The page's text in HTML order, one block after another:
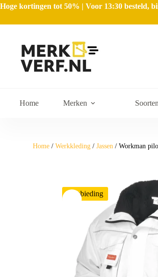
Hoge kortingen tot 50% | Voor 13:30 besteld,
Home Merken Soorten
Home /Werkkleding /Jassen / Workman
Aanbieding